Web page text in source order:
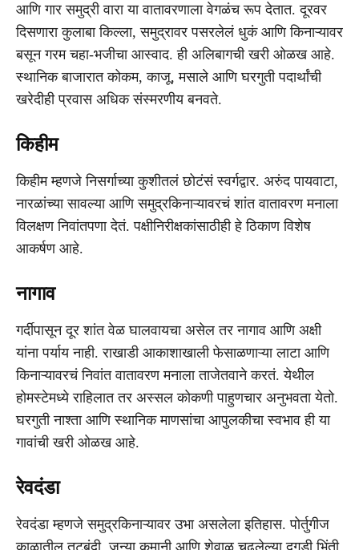
आणि गार समुद्री वारा या वातावरणाला वेगळंच रूप देतात. दूरवर
दिसणारा कुलाबा किल्ला, समुद्रावर पसरलेलं धुकं आणि किनाऱ्यावर
बसून गरम चहा-भजीचा आस्वाद. ही अलिबागची खरी ओळख आहे.
स्थानिक बाजारात कोकम, काजू, मसाले आणि घरगुती पदार्थांची
खरेदीही प्रवास अधिक संस्मरणीय बनवते.
किहीम
किहीम म्हणजे निसर्गाच्या कुशीतलं छोटंसं स्वर्गद्वार. अरुंद पायवाटा,
नारळांच्या सावल्या आणि समुद्रकिनाऱ्यावरचं शांत वातावरण मनाला
विलक्षण निवांतपणा देतं. पक्षीनिरीक्षकांसाठीही हे ठिकाण विशेष
आकर्षण आहे.
नागाव
गर्दीपासून दूर शांत वेळ घालवायचा असेल तर नागाव आणि अक्षी
यांना पर्याय नाही. राखाडी आकाशाखाली फेसाळणाऱ्या लाटा आणि
किनाऱ्यावरचं निवांत वातावरण मनाला ताजेतवाने करतं. येथील
होमस्टेमध्ये राहिलात तर अस्सल कोकणी पाहुणचार अनुभवता येतो.
घरगुती नाश्ता आणि स्थानिक माणसांचा आपुलकीचा स्वभाव ही या
गावांची खरी ओळख आहे.
रेवदंडा
रेवदंडा म्हणजे समुद्रकिनाऱ्यावर उभा असलेला इतिहास. पोर्तुगीज
काळातील तटबंदी, जुन्या कमानी आणि शेवाळ चढलेल्या दगडी भिंती